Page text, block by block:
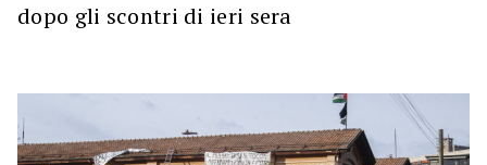
dopo gli scontri di ieri sera